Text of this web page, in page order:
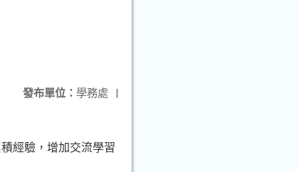
發布單位： 學務處 |
經驗，增加交流學習